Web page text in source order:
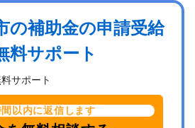
の補助金の申請受給
料サポート
以内に返信します